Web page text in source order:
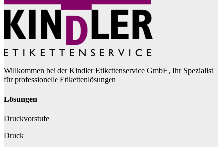
Willkommen bei der Kindler Etikettenservice GmbH, Ihr Spezialist
für professionelle Etikettenlösungen
Lösungen
Druckvorstufe
Druck